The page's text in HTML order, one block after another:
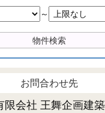
～
お問合わせ先
限会社 王舞企画建築